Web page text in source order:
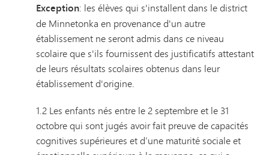
Exception: les élèves qui s'installent dans le district
de Minnetonka en provenance d'un autre
établissement ne seront admis dans ce niveau
scolaire que s'ils fournissent des justificatifs attestant
de leurs résultats scolaires obtenus dans leur
établissement d'origine.
1.2 Les enfants nés entre le 2 septembre et le 31
octobre qui sont jugés avoir fait preuve de capacités
cognitives supérieures et d’une maturité sociale et